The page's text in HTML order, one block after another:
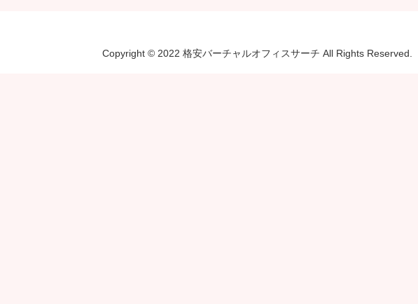
Copyright © 2022 格安バーチャルオフィスサーチ All Rights Reserved.